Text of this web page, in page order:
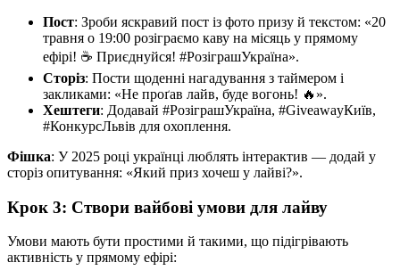
Пост: Зроби яскравий пост із фото призу й текстом: «20
травня о 19:00 розіграємо каву на місяць у прямому
ефірі! ☕ Приєднуйся! #РозіграшУкраїна».
Сторіз: Пости щоденні нагадування з таймером і
закликами: «Не проґав лайв, буде вогонь! 🔥».
Хештеги: Додавай #РозіграшУкраїна, #GiveawayКиїв,
#КонкурсЛьвів для охоплення.
Фішка: У 2025 році українці люблять інтерактив — додай у
сторіз опитування: «Який приз хочеш у лайві?».
Крок 3: Створи вайбові умови для лайву
Умови мають бути простими й такими, що підігрівають
активність у прямому ефірі: